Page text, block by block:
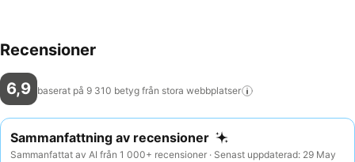
Recensioner
6,9 baserat på 9 310 betyg från stora webbplatser
Sammanfattning av recensioner
Sammanfattat av AI från 1 000+ recensioner · Senast uppdaterad: 29 May